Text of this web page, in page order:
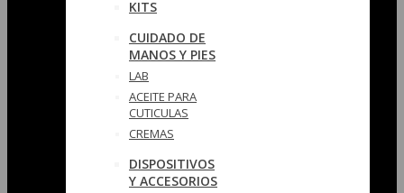
KITS
CUIDADO DE
MANOS Y PIES
LAB
ACEITE PARA
CUTICULAS
CREMAS
DISPOSITIVOS
Y ACCESORIOS